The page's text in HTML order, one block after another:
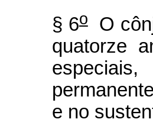
§ 6oO
quatorze
e no